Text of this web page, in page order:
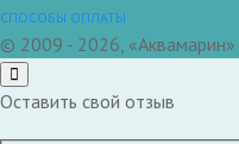
СПОСОБЫ ОПЛАТЫ
© 2009 - 2026,
Оставить свой отзыв